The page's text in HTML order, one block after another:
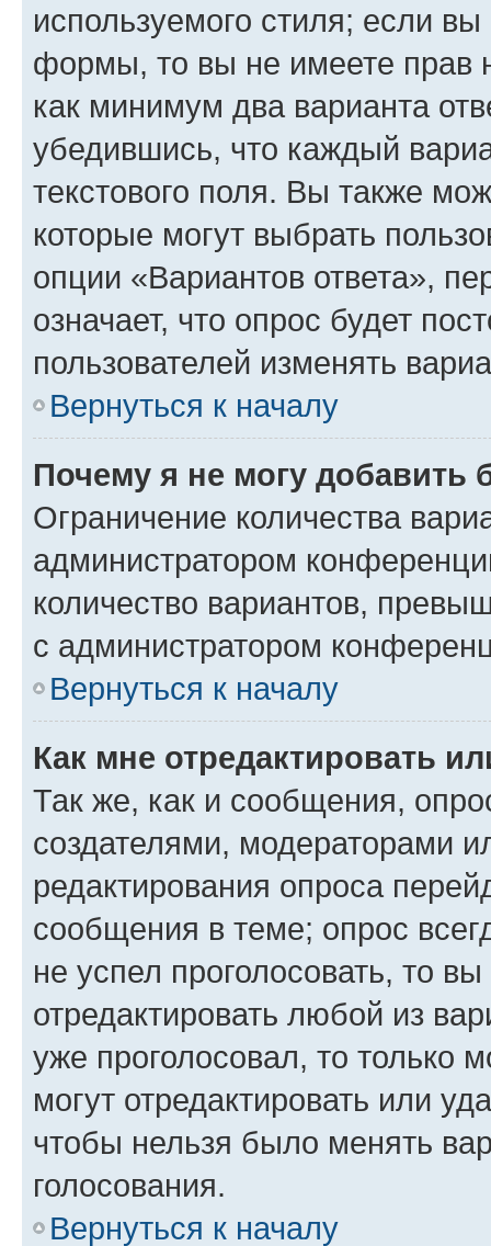
используемого стиля; если
формы, то вы не имеете прав
как минимум два варианта
убедившись, что каждый
текстового поля. Вы также
которые могут выбрать
опции «Вариантов ответа»,
означает, что опрос будет
пользователей изменять
Вернуться к началу
Почему я не могу добавить
Ограничение количества
администратором
количество вариантов,
с администратором
Вернуться к началу
Как мне отредактировать
Так же, как и сообщения,
создателями, модераторами
редактирования опроса
сообщения в теме; опрос
не успел проголосовать, то
отредактировать любой из
уже проголосовал, то только
могут отредактировать или
чтобы нельзя было менять
голосования.
Вернуться к началу